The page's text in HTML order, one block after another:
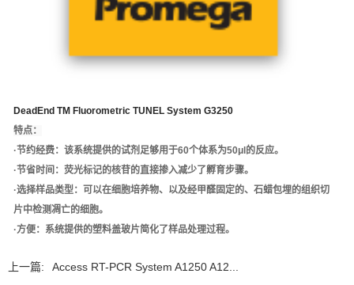
DeadEnd TM Fluorometric TUNEL System G3250
特点：
·节约经费：该系统提供的试剂足够用于60个体系为50μl的反应。
·节省时间：荧光标记的核苷的直接掺入减少了孵育步骤。
·选择样品类型：可以在细胞培养物、以及经甲醛固定的、石蜡包埋的组织切
片中检测凋亡的细胞。
·方便：系统提供的塑料盖玻片简化了样品处理过程。
上一篇:
Access RT-PCR System A1250 A12...